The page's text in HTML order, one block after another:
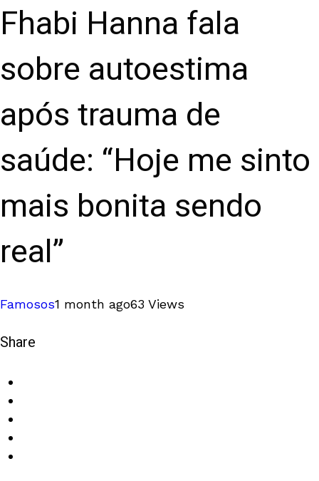
Fhabi Hanna fala
sobre autoestima
após trauma de
saúde: “Hoje me sinto
mais bonita sendo
real”
Famosos1 month ago63 Views
Share